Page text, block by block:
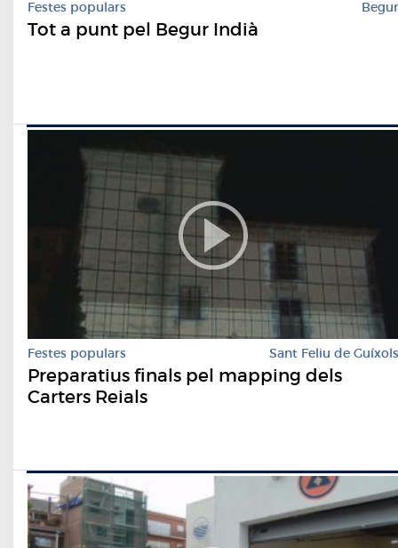
Festes populars Begur
Tot a punt pel Begur Indià
Festes populars Sant Feliu de Guíxols
Preparatius finals pel mapping dels
Carters Reials